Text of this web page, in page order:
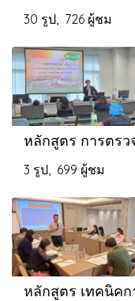
30 รูป, 726 ผู้ชม
3 รูป, 699 ผู้ชม